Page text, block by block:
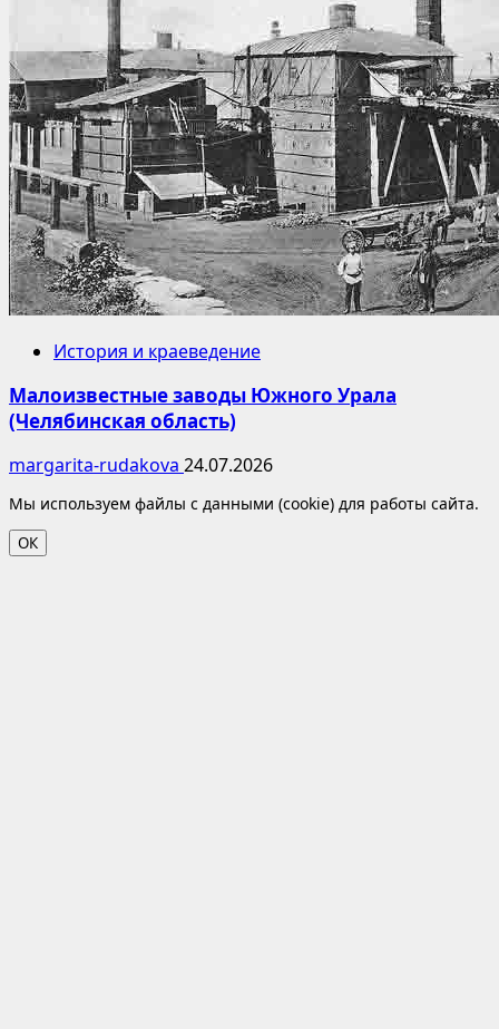
История и краеведение
Малоизвестные заводы Южного Урала
(Челябинская область)
margarita-rudakova 24.07.2026
Мы используем файлы с данными (cookie) для работы сайта.
ОК